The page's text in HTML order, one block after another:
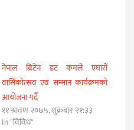
नेपाल ब्रिटेन डट कमले एघारौँ
वार्सिकोत्सव एवं सम्मान कार्यक्रमको
आयोजना गर्दै
११ श्रावण २०७५, शुक्रबार २१:३३
In "विविध"